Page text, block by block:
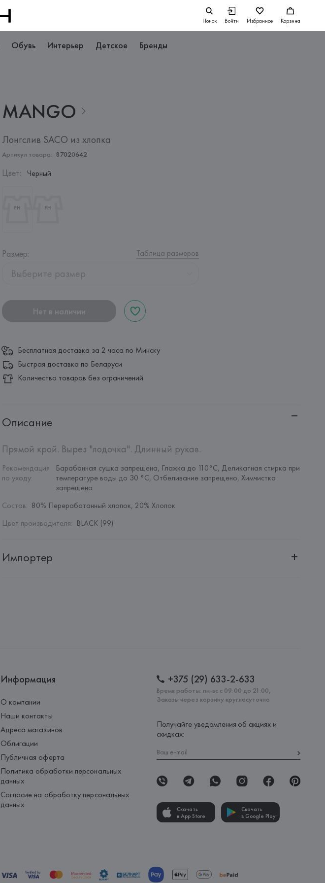
Поиск Войти Избранное Корзина
Обувь Интерьер Детское Бренды
MANGO
Лонгслив SACO из хлопка
Артикул товара: 87020642
Цвет: Черный
Размер: Таблица размеров
Выберите размер
Нет в наличии
Бесплатная доставка за 2 часа по Минску
Быстрая доставка по Беларуси
Количество товаров без ограничений
Описание
Прямой крой. Вырез "лодочка". Длинный рукав.
Рекомендация
по уходу:
Барабанная сушка запрещена, Глажка до 110°C, Деликатная стирка при
температуре воды до 30 °C, Отбеливание запрещено, Химчистка
запрещена
Состав: 80% Переработанный хлопок, 20% Хлопок
Цвет производителя: BLACK (99)
Импортер
Информация
О компании
Наши контакты
Адреса магазинов
Облигации
Публичная оферта
Политика обработки персональных
данных
Согласие на обработку персональных
данных
+375 (29) 633-2-633
Время работы: пн-вс с 09:00 до 21:00,
Заказы через корзину круглосуточно
Получайте уведомления об акциях и
скидках:
Скачать
в App Store
Скачать
в Google Play